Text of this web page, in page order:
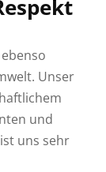
Unser
und
uns sehr